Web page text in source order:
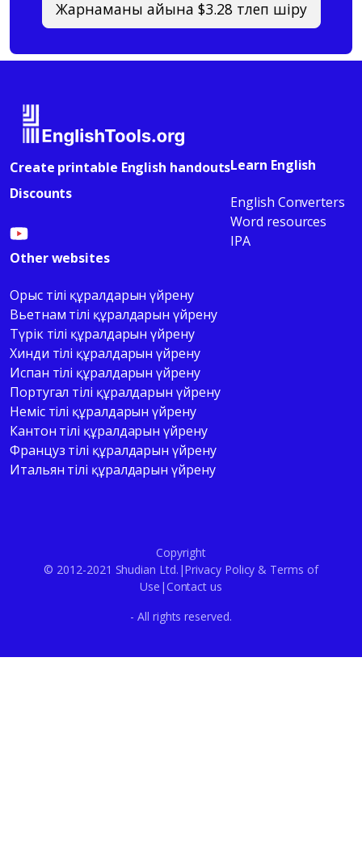
Жарнаманы айына $3.28 төлеп өшіру
Create printable English handouts
Discounts
Learn English
English Converters
Word resources
IPA
Other websites
Орыс тілі құралдарын үйрену
Вьетнам тілі құралдарын үйрену
Түрік тілі құралдарын үйрену
Хинди тілі құралдарын үйрену
Испан тілі құралдарын үйрену
Португал тілі құралдарын үйрену
Неміс тілі құралдарын үйрену
Кантон тілі құралдарын үйрену
Француз тілі құралдарын үйрену
Итальян тілі құралдарын үйрену
Copyright
© 2012-2021 Shudian Ltd.|Privacy Policy & Terms of
Use | Contact us
- All rights reserved.